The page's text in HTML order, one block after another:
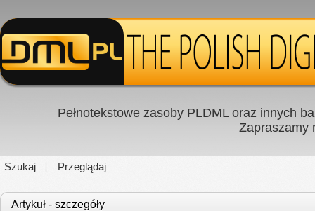
Pełnotekstowe zasoby PLDML oraz innych
Zapraszamy
Szukaj Przeglądaj
Artykuł - szczegóły